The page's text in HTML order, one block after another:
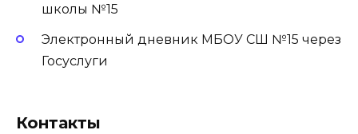
школы №15
Электронный дневник МБОУ СШ №15 через
Госуслуги
Контакты